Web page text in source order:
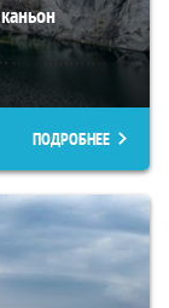
ПОДРОБНЕЕ